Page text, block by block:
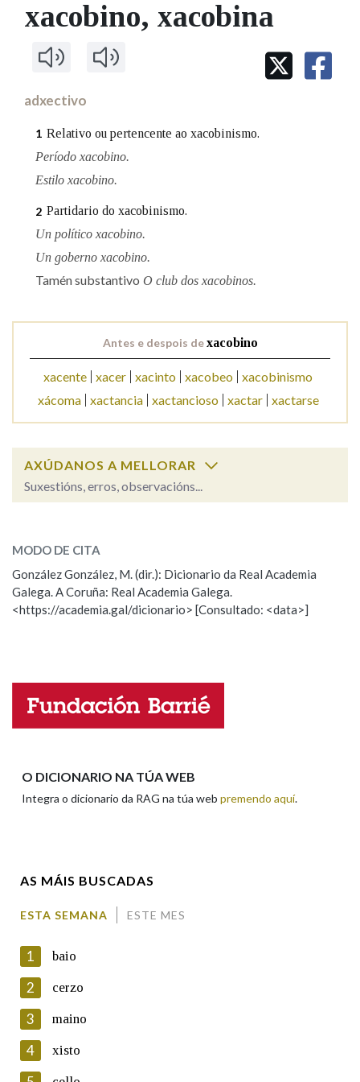
IDENTIDADE CORPORATIVA
MARCIAL DEL ADALID
CASA-MUSEO EMILIA PARDO
FIGURAS HOMENAXEADAS
Facebook
TwitterYoutubeInstagram
Bluesky
BUSCAR NOS LEMAS
Comeza por
Contén
BUSCAR NO CONTIDO
Nas definicións
Na fraseoloxía
Pertence a
xacobino, xacobina
adxectivo
1 Relativo ou pertencente ao xacobinismo.
Período xacobino.
Estilo xacobino.
2 Partidario do xacobinismo.
Un político xacobino.
Un goberno xacobino.
Tamén substantivo O club dos xacobinos.
Antes e despois dexacobino
xacente xacer xacinto xacobeo xacobinismo
xácoma
xactancia xactancioso xactar xactarse
AXÚDANOS A MELLORAR
Suxestións, erros, observacións...
ESCOLLE UNHA OPCIÓN:
Observación Hai un erro na palabra
Propoño mellorar a definición
Nome
En cumprimento da normativa vixente en materia de
Protección de Datos de Carácter Persoal, a Real Academia
Galega informa a aqueles usuarios que faciliten o seu correo
electrónico, así como calquera outra información de carácter
MODO DE CITA
González González, M. (dir.): Dicionario da Real Academia
Galega. A Coruña: Real Academia Galega.
<https://academia.gal/dicionario> [Consultado: <data>]
O DICIONARIO NA TÚA WEB
Integra o dicionario da RAG na túa web premendo aquí.
AS MÁIS BUSCADAS
ESTA SEMANA ESTE MES
1 baio
2 cerzo
3 maino
4 xisto